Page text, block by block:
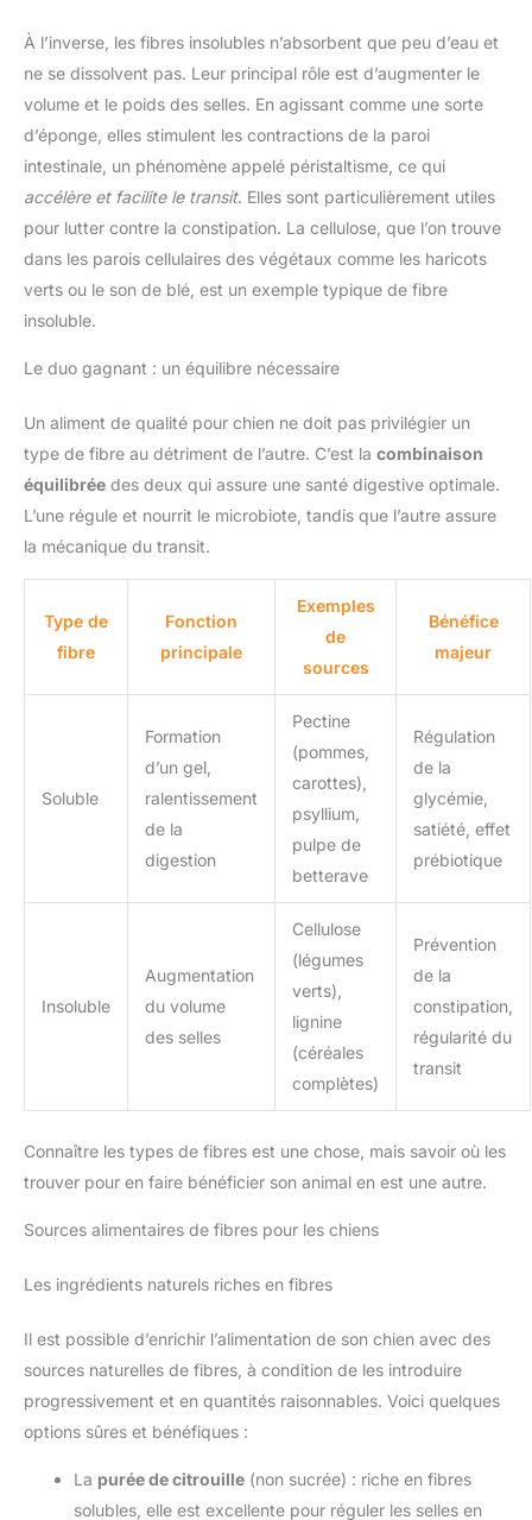
À l’inverse, les fibres insolubles n’absorbent que peu d’eau et
ne se dissolvent pas. Leur principal rôle est d’augmenter le
volume et le poids des selles. En agissant comme une sorte
d’éponge, elles stimulent les contractions de la paroi
intestinale, un phénomène appelé péristaltisme, ce qui
accélère et facilite le transit. Elles sont particulièrement utiles
pour lutter contre la constipation. La cellulose, que l’on trouve
dans les parois cellulaires des végétaux comme les haricots
verts ou le son de blé, est un exemple typique de fibre
insoluble.
Le duo gagnant : un équilibre nécessaire
Un aliment de qualité pour chien ne doit pas privilégier un
type de fibre au détriment de l’autre. C’est la combinaison
équilibrée des deux qui assure une santé digestive optimale.
L’une régule et nourrit le microbiote, tandis que l’autre assure
la mécanique du transit.
Type de
fibre
Fonction
principale
Exemples
de
sources
Bénéfice
majeur
Soluble
Formation
d’un gel,
ralentissement
de la
digestion
Pectine
(pommes,
carottes),
psyllium,
pulpe de
betterave
Régulation
de la
glycémie,
satiété, effet
prébiotique
Insoluble
Augmentation
du volume
des selles
Cellulose
(légumes
verts),
lignine
(céréales
complètes)
Prévention
de la
constipation,
régularité du
transit
Connaître les types de fibres est une chose, mais savoir où les
trouver pour en faire bénéficier son animal en est une autre.
Sources alimentaires de fibres pour les chiens
Les ingrédients naturels riches en fibres
Il est possible d’enrichir l’alimentation de son chien avec des
sources naturelles de fibres, à condition de les introduire
progressivement et en quantités raisonnables. Voici quelques
options sûres et bénéfiques :
La purée de citrouille (non sucrée) : riche en fibres
solubles, elle est excellente pour réguler les selles en